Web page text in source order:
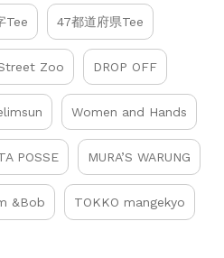
Tee 47都道府県Tee
Zoo DROP OFF
Women and Hands
POSSE MURA’S WARUNG
&Bob TOKKO mangekyo